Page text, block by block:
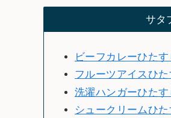
サタ
ビーフカレーひた
フルーツアイスひ
洗濯ハンガーひたす
シュークリームひ